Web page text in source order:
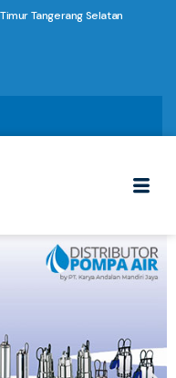
Tangerang Selatan